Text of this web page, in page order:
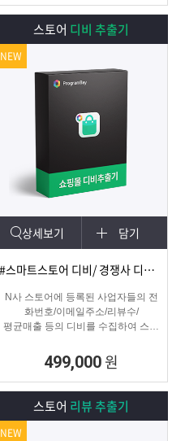
스토어 디비 추출기
상세보기 담기
#스마트스토어 디비/ 경쟁사 디비 분석
N사 스토어에 등록된 사업자들의 전
화번호/이메일주소/리뷰수/
평균매출 등의 디비를 수집하여 스토
경쟁사 분석에 탁월한 프로그램입니
다.
499,000 원
NEW
스토어 리뷰 추출기
NEW